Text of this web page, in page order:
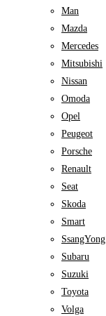
Man
Mazda
Mercedes
Mitsubishi
Nissan
Omoda
Opel
Peugeot
Porsche
Renault
Seat
Skoda
Smart
SsangYong
Subaru
Suzuki
Toyota
Volga